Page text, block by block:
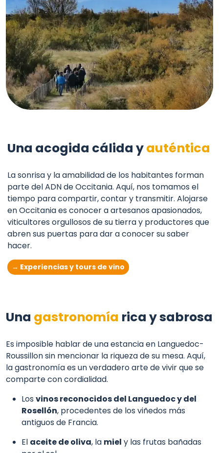
Una acogida cálida yauténtica
La sonrisa y la amabilidad de los habitantes forman
parte del ADN de Occitania. Aquí, nos tomamos el
tiempo para compartir, contar y transmitir. Alojarse
en Occitania es conocer a artesanos apasionados,
viticultores orgullosos de su tierra y productores que
abren sus puertas para dar a conocer su saber
hacer.
→ Experiencias y tours de vino
Una gastronomía rica y sabrosa
Es imposible hablar de una estancia en Languedoc-
Roussillon sin mencionar la riqueza de su mesa. Aquí,
la gastronomía es un verdadero arte de vivir que se
comparte con cordialidad.
Los vinos reconocidos del Languedoc y del
Rosellón, procedentes de los viñedos más
antiguos de Francia.
El aceite de oliva, la miel y las frutas bañadas